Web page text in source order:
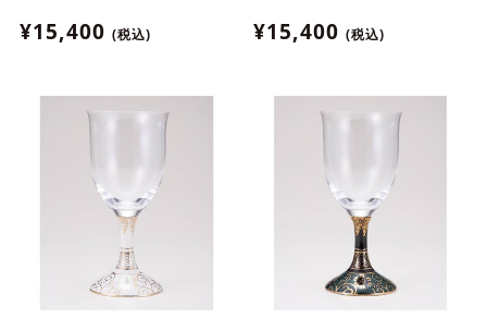
ラー：クロ】
［NB12612］
¥15,400 (税込)
ー：ダークブラウン】
［NB12612］
¥15,400 (税込)